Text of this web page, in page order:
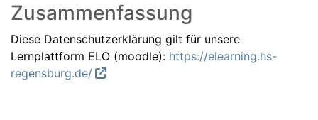
Zusammenfassung
Diese Datenschutzerklärung gilt für unsere
Lernplattform ELO (moodle): https://elearning.hs-
regensburg.de/